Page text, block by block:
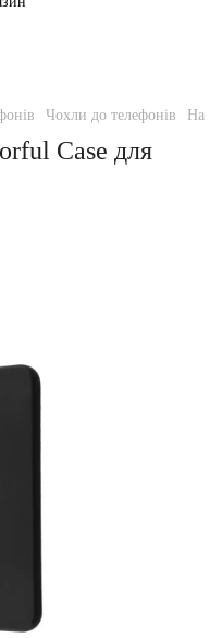
Чохли до телефонів
Case для